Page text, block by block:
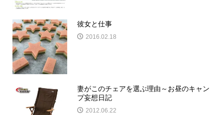
彼女と仕事
2016.02.18
妻がこのチェアを選ぶ理由～お昼のキャン
プ妄想日記
2012.06.22